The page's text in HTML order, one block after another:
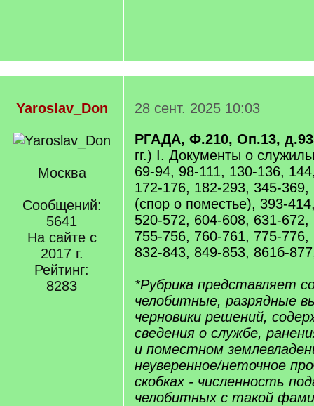
Yaroslav_Don
Москва
Сообщений:
5641
На сайте с
2017 г.
Рейтинг:
8283
28 сент. 2025 10:03
РГАДА, Ф.210, Оп.13,
гг.) I. Документы о
69-94, 98-111, 130-136,
172-176, 182-293, 345-
(спор о поместье), 393-
520-572, 604-608, 631-
755-756, 760-761, 775-
832-843, 849-853, 861б-
*Рубрика представляет
челобитные, разрядные
черновики решений,
сведения о службе,
и поместном
неуверенное/неточное
скобках - численность
челобитных с такой